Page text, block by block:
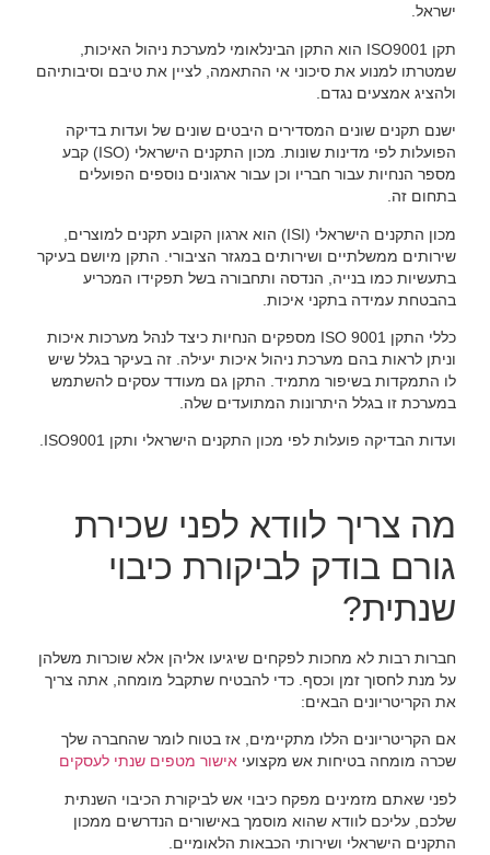
ישראל.
תקן ISO9001 הוא התקן הבינלאומי למערכת ניהול האיכות,
שמטרתו למנוע את סיכוני אי ההתאמה, לציין את טיבם וסיבותיהם
ולהציג אמצעים נגדם.
ישנם תקנים שונים המסדירים היבטים שונים של ועדות בדיקה
הפועלות לפי מדינות שונות. מכון התקנים הישראלי (ISO) קבע
מספר הנחיות עבור חבריו וכן עבור ארגונים נוספים הפועלים
בתחום זה.
מכון התקנים הישראלי (ISI) הוא ארגון הקובע תקנים למוצרים,
שירותים ממשלתיים ושירותים במגזר הציבורי. התקן מיושם בעיקר
בתעשיות כמו בנייה, הנדסה ותחבורה בשל תפקידו המכריע
בהבטחת עמידה בתקני איכות.
כללי התקן ISO 9001 מספקים הנחיות כיצד לנהל מערכות איכות
וניתן לראות בהם מערכת ניהול איכות יעילה. זה בעיקר בגלל שיש
לו התמקדות בשיפור מתמיד. התקן גם מעודד עסקים להשתמש
במערכת זו בגלל היתרונות המתועדים שלה.
ועדות הבדיקה פועלות לפי מכון התקנים הישראלי ותקן ISO9001.
מה צריך לוודא לפני שכירת
גורם בודק לביקורת כיבוי
שנתית?
חברות רבות לא מחכות לפקחים שיגיעו אליהן אלא שוכרות משלהן
על מנת לחסוך זמן וכסף. כדי להבטיח שתקבל מומחה, אתה צריך
את הקריטריונים הבאים:
אם הקריטריונים הללו מתקיימים, אז בטוח לומר שהחברה שלך
שכרה מומחה בטיחות אש מקצועיאישור מטפים שנתי לעסקים
לפני שאתם מזמינים מפקח כיבוי אש לביקורת הכיבוי השנתית
שלכם, עליכם לוודא שהוא מוסמך באישורים הנדרשים ממכון
התקנים הישראלי ושירותי הכבאות הלאומיים.